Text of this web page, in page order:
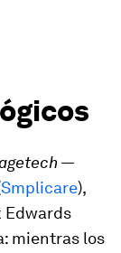
—
Smplicare),
Edwards
mientras los